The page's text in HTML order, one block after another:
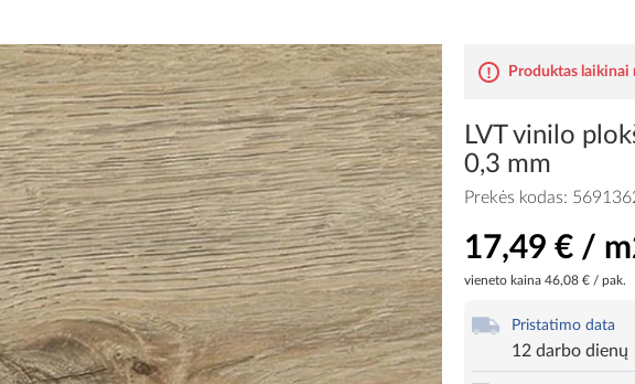
Produktas laikinai
LVT vinilo
0,3 mm
Prekės kodas:
17,49 € /
vieneto kaina 46,08 € / pak.
Pristatimo data
12 darbo dienų